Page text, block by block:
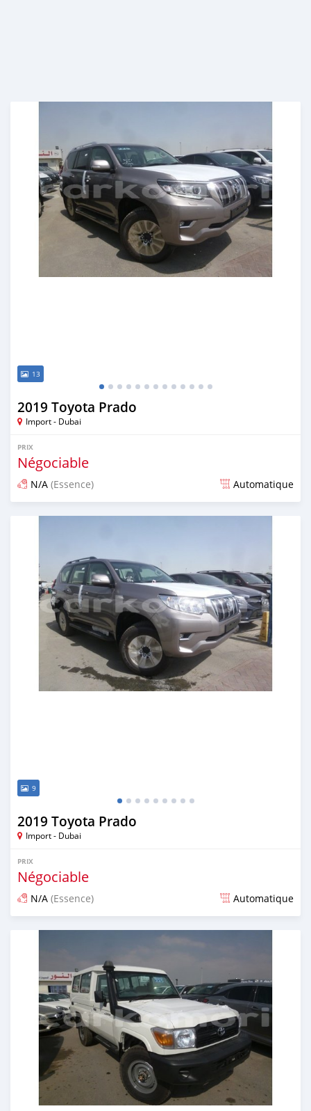
13
2019 Toyota Prado
Import - Dubai
PRIX
Négociable
N/A (Essence) Automatique
Publié il y a environ 7 ans
9
2019 Toyota Prado
Import - Dubai
PRIX
Négociable
N/A (Essence) Automatique
Publié il y a environ 7 ans